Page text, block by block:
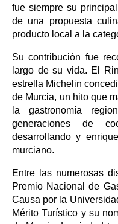
fue siempre su
de una propuesta
producto local a la
Su contribución fue
largo de su vida. El
estrella Michelin
de Murcia, un hito que
la gastronomía
generaciones de
desarrollando y
murciano.
Entre las numerosas
Premio Nacional de
Causa por la
Mérito Turístico y su